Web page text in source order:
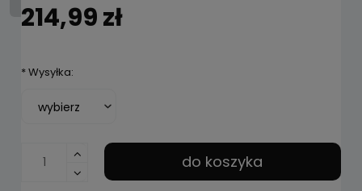
214,99 zł
*Wysyłka:
do koszyka